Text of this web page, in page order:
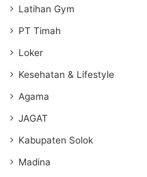
Latihan Gym
PT Timah
Loker
Kesehatan & Lifestyle
Agama
JAGAT
Kabupaten Solok
Madina